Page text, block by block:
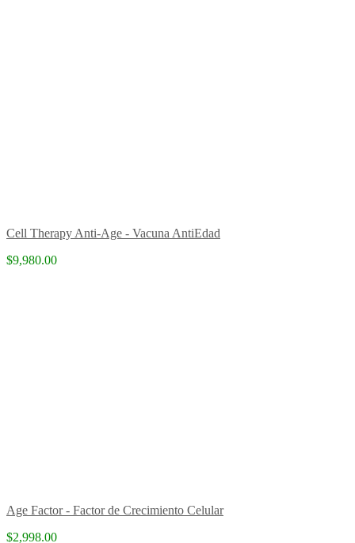
Cell Therapy Anti-Age - Vacuna AntiEdad
$9,980.00
Age Factor - Factor de Crecimiento Celular
$2,998.00